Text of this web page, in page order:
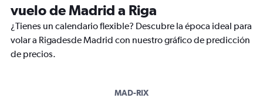
vuelo de Madrid a Riga
¿Tienes un calendario flexible? Descubre la época ideal para
volar a Rigadesde Madrid con nuestro gráfico de predicción
de precios.
MAD-RIX